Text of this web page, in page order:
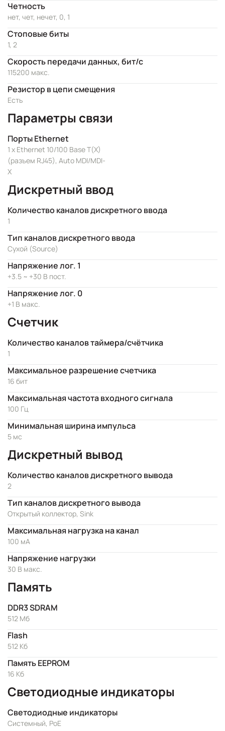
Четность
нет, чет, нечет, 0, 1
Стоповые биты
1, 2
Скорость передачи данных, бит/с
115200 макс.
Резистор в цепи смещения
Есть
Параметры связи
Порты Ethernet
1 x Ethernet 10/100 Base T(X)
(разъем RJ45), Auto MDI/MDI-
X
Дискретный ввод
Количество каналов дискретного ввода
1
Тип каналов дискретного ввода
Сухой (Source)
Напряжение лог. 1
+3.5 ~ +30 В пост.
Напряжение лог. 0
+1 В макс.
Счетчик
Количество каналов таймера/счётчика
1
Максимальное разрешение счетчика
16 бит
Максимальная частота входного сигнала
100 Гц
Минимальная ширина импульса
5 мс
Дискретный вывод
Количество каналов дискретного вывода
2
Тип каналов дискретного вывода
Открытый коллектор, Sink
Максимальная нагрузка на канал
100 мА
Напряжение нагрузки
30 В макс.
Память
DDR3 SDRAM
512 Мб
Flash
512 Кб
Память EEPROM
16 Кб
Светодиодные индикаторы
Светодиодные индикаторы
Системный, PoE